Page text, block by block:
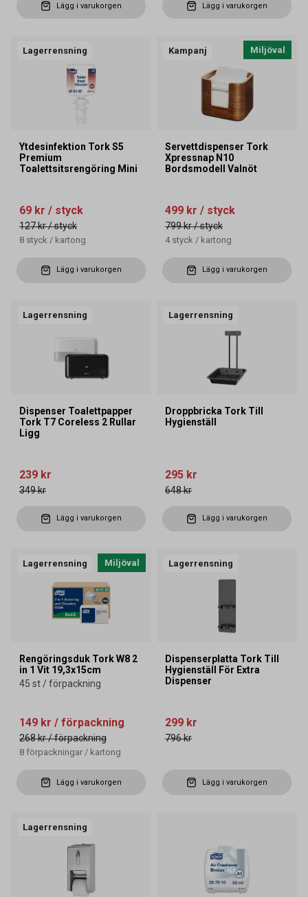
Lägg i varukorgen Lägg i varukorgen
Lagerrensning
Ytdesinfektion Tork S5
Premium
Toalettsitsrengöring Mini
69 kr / styck
127 kr/ styck
8 styck / kartong
Lägg i varukorgen
Kampanj Miljöval
Servettdispenser Tork
Xpressnap N10
Bordsmodell Valnöt
499 kr / styck
799 kr/ styck
4 styck / kartong
Lägg i varukorgen
Lagerrensning
Dispenser Toalettpapper
Tork T7 Coreless 2 Rullar
Ligg
239 kr
349 kr
Lägg i varukorgen
Lagerrensning
Droppbricka Tork Till
Hygienställ
295 kr
648 kr
Lägg i varukorgen
Lagerrensning Miljöval
Rengöringsduk Tork W8 2
in 1 Vit 19,3x15cm
45 st / förpackning
149 kr / förpackning
268 kr/ förpackning
8 förpackningar / kartong
Lägg i varukorgen
Lagerrensning
Dispenserplatta Tork Till
Hygienställ För Extra
Dispenser
299 kr
796 kr
Lägg i varukorgen
Lagerrensning